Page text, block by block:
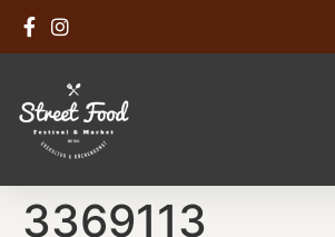
3369113